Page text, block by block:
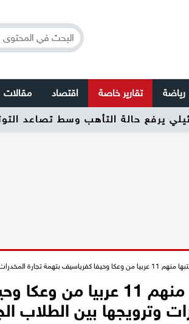
رياضة تقارير خاصة اقتصاد مقالات
يرفع حالة التأهب وسط تصاعد
اعتقال 21 مشتبها منهم 11
وترويجها بين الطلاب